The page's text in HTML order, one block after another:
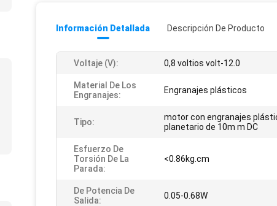
Información Detallada Descripción De Producto
Voltaje (v): 0,8 voltios volt-12.0
Material De Los
Engranajes:
Engranajes plásticos
Tipo:
motor con engranajes
planetario de 10m m DC
Esfuerzo De
Torsión De La
Parada:
<0.86kg.cm
De Potencia De
Salida:
0.05-0.68W